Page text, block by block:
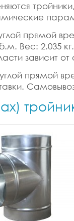
прямой
Вес:
зависит
прямой